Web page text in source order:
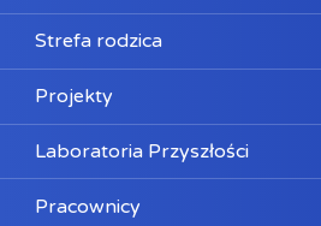
Strefa rodzica
Projekty
Laboratoria Przyszłości
Pracownicy